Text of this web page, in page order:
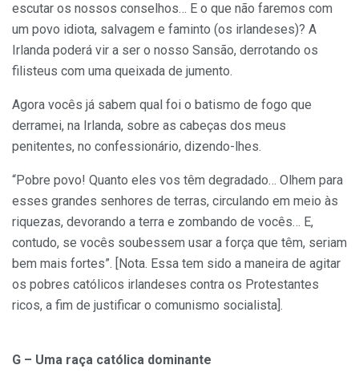
escutar os nossos conselhos… E o que não faremos com
um povo idiota, salvagem e faminto (os irlandeses)? A
Irlanda poderá vir a ser o nosso Sansão, derrotando os
filisteus com uma queixada de jumento.
Agora vocês já sabem qual foi o batismo de fogo que
derramei, na Irlanda, sobre as cabeças dos meus
penitentes, no confessionário, dizendo-lhes.
“Pobre povo! Quanto eles vos têm degradado… Olhem para
esses grandes senhores de terras, circulando em meio às
riquezas, devorando a terra e zombando de vocês… E,
contudo, se vocês soubessem usar a força que têm, seriam
bem mais fortes”. [Nota. Essa tem sido a maneira de agitar
os pobres católicos irlandeses contra os Protestantes
ricos, a fim de justificar o comunismo socialista].
G – Uma raça católica dominante